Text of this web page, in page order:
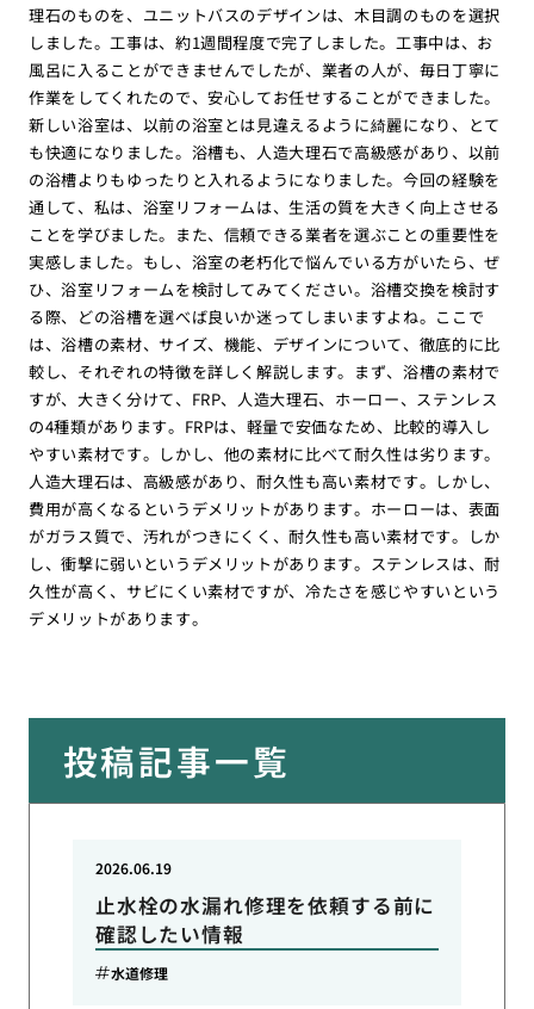
理石のものを、ユニットバスのデザインは、木目調のものを選択
しました。工事は、約1週間程度で完了しました。工事中は、お
風呂に入ることができませんでしたが、業者の人が、毎日丁寧に
作業をしてくれたので、安心してお任せすることができました。
新しい浴室は、以前の浴室とは見違えるように綺麗になり、とて
も快適になりました。浴槽も、人造大理石で高級感があり、以前
の浴槽よりもゆったりと入れるようになりました。今回の経験を
通して、私は、浴室リフォームは、生活の質を大きく向上させる
ことを学びました。また、信頼できる業者を選ぶことの重要性を
実感しました。もし、浴室の老朽化で悩んでいる方がいたら、ぜ
ひ、浴室リフォームを検討してみてください。浴槽交換を検討す
る際、どの浴槽を選べば良いか迷ってしまいますよね。ここで
は、浴槽の素材、サイズ、機能、デザインについて、徹底的に比
較し、それぞれの特徴を詳しく解説します。まず、浴槽の素材で
すが、大きく分けて、FRP、人造大理石、ホーロー、ステンレス
の4種類があります。FRPは、軽量で安価なため、比較的導入し
やすい素材です。しかし、他の素材に比べて耐久性は劣ります。
人造大理石は、高級感があり、耐久性も高い素材です。しかし、
費用が高くなるというデメリットがあります。ホーローは、表面
がガラス質で、汚れがつきにくく、耐久性も高い素材です。しか
し、衝撃に弱いというデメリットがあります。ステンレスは、耐
久性が高く、サビにくい素材ですが、冷たさを感じやすいという
デメリットがあります。
投稿記事一覧
止水栓の水漏れ修理を依頼する前に
確認したい情報
2026.06.19
水道修理